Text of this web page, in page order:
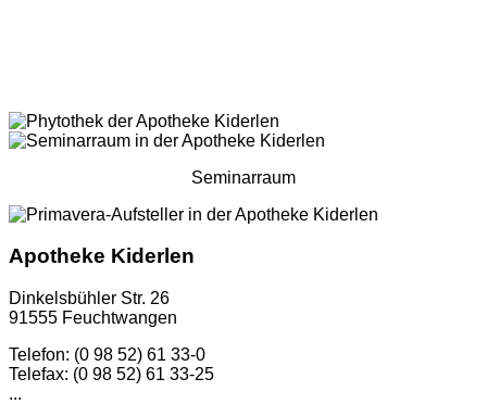
Seminarraum
Apotheke Kiderlen
Dinkelsbühler Str. 26
91555 Feuchtwangen
Telefon: (0 98 52) 61 33-0
Telefax: (0 98 52) 61 33-25
...